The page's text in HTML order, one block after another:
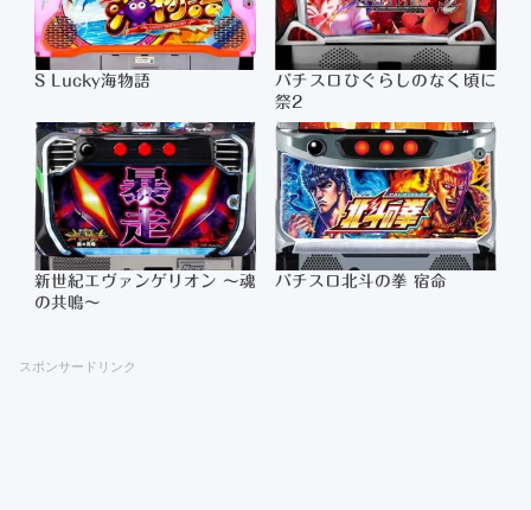
S Lucky海物語
パチスロひぐらしのなく頃に
祭2
新世紀エヴァンゲリオン ～魂
の共鳴～
パチスロ北斗の拳 宿命
スポンサードリンク